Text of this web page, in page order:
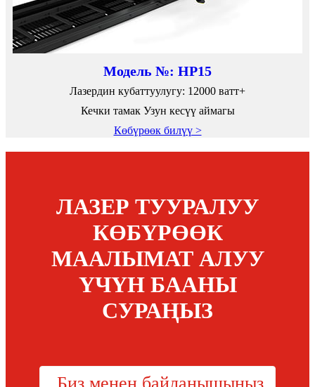
Модель №: HP15
Лазердин кубаттуулугу: 12000 ватт+
Кечки тамак Узун кесүү аймагы
Көбүрөөк билүү >
ЛАЗЕР ТУУРАЛУУ
КӨБҮРӨӨК
МААЛЫМАТ АЛУУ
ҮЧҮН БААНЫ
СУРАҢЫЗ